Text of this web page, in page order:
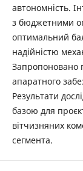
автономність.
з бюджетними
оптимальний
надійністю
Запропоновано
апаратного
Результати
базою для
вітчизняних
сегмента.